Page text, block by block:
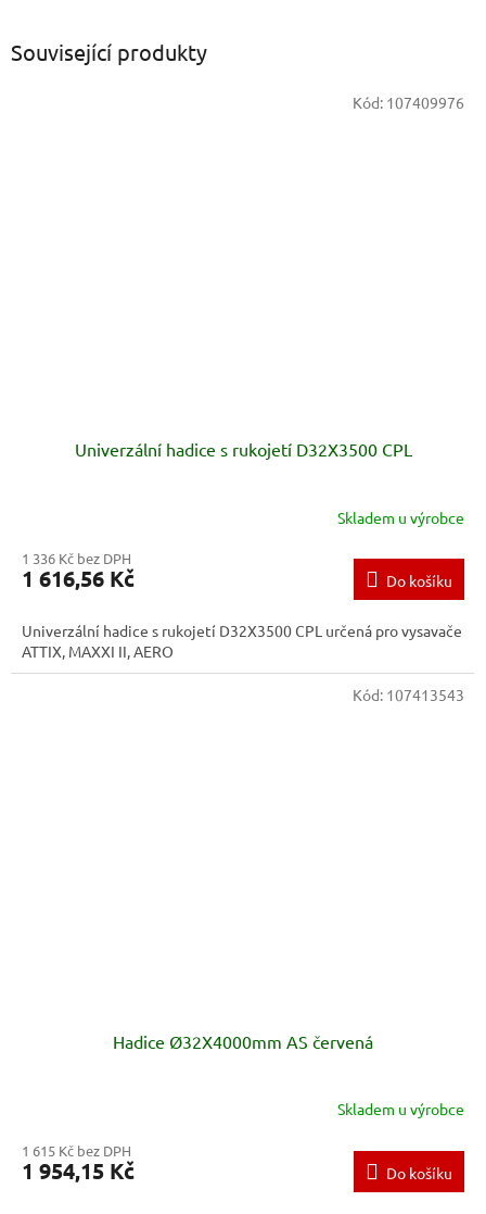
Související produkty
Univerzální hadice s rukojetí D32X3500 CPL
Skladem u výrobce
1 336 Kč bez DPH
1 616,56 Kč Do košíku
Univerzální hadice s rukojetí D32X3500 CPL určená pro vysavače
ATTIX, MAXXI II, AERO
Kód: 107409976
Hadice Ø32X4000mm AS červená
Skladem u výrobce
1 615 Kč bez DPH
1 954,15 Kč Do košíku
Kód: 107413543